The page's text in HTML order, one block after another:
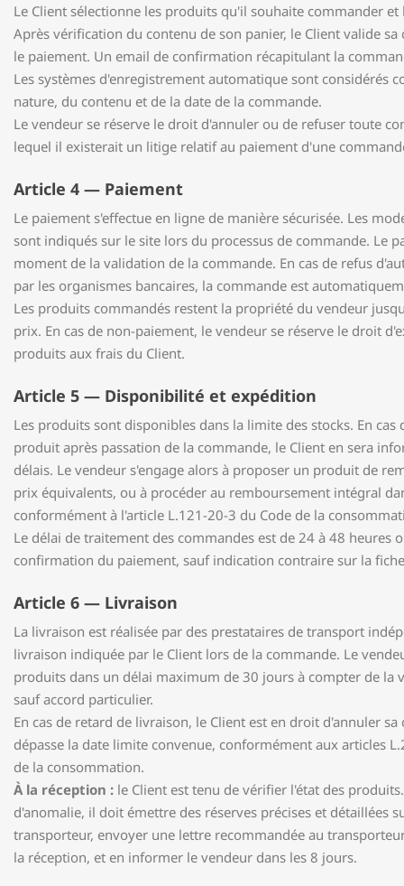
Le Client sélectionne les produits qu'il souhaite commander et
Après vérification du contenu de son panier, le Client valide
le paiement. Un email de confirmation récapitulant la
Les systèmes d'enregistrement automatique sont considérés
nature, du contenu et de la date de la commande.
Le vendeur se réserve le droit d'annuler ou de refuser toute
lequel il existerait un litige relatif au paiement d'une
Article 4 — Paiement
Le paiement s'effectue en ligne de manière sécurisée. Les
sont indiqués sur le site lors du processus de commande. Le
moment de la validation de la commande. En cas de refus
par les organismes bancaires, la commande est
Les produits commandés restent la propriété du vendeur
prix. En cas de non-paiement, le vendeur se réserve le droit
produits aux frais du Client.
Article 5 — Disponibilité et expédition
Les produits sont disponibles dans la limite des stocks. En
produit après passation de la commande, le Client en sera
délais. Le vendeur s'engage alors à proposer un produit de
prix équivalents, ou à procéder au remboursement intégral
conformément à l'article L.121-20-3 du Code de la
Le délai de traitement des commandes est de 24 à 48 heures
confirmation du paiement, sauf indication contraire sur la
Article 6 — Livraison
La livraison est réalisée par des prestataires de transport
livraison indiquée par le Client lors de la commande. Le
produits dans un délai maximum de 30 jours à compter de la
sauf accord particulier.
En cas de retard de livraison, le Client est en droit d'annuler
dépasse la date limite convenue, conformément aux articles
de la consommation.
À la réception : le Client est tenu de vérifier l'état des
d'anomalie, il doit émettre des réserves précises et détaillées
transporteur, envoyer une lettre recommandée au
la réception, et en informer le vendeur dans les 8 jours.